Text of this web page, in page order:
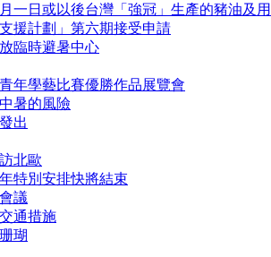
一日或以後台灣「強冠」生產的豬油及
援計劃」第六期接受申請
臨時避暑中心
年學藝比賽優勝作品展覽會
暑的風險
出
北歐
特別安排快將結束
議
通措施
瑚